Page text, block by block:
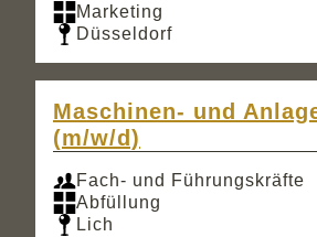
Marketing
Düsseldorf
Maschinen- und
(m/w/d)
Fach- und Führungskräfte
Abfüllung
Lich